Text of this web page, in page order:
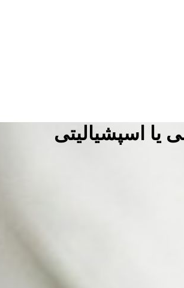
اسپشیالیتی